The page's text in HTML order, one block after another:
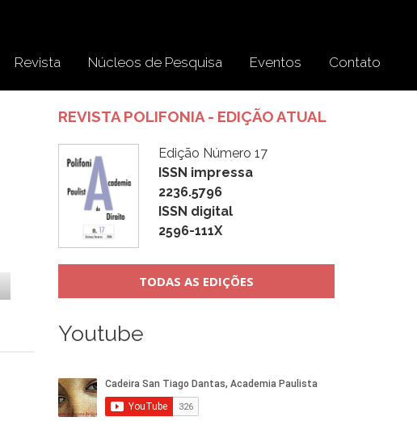
Revista Núcleos de Pesquisa Eventos Contato
REVISTA POLIFONIA - EDIÇÃO ATUAL
Edição Número 17
ISSN impressa
2236.5796
ISSN digital
2596-111X
TODAS AS EDIÇÕES
Youtube